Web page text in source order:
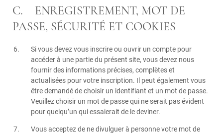
C. ENREGISTREMENT, MOT DE
PASSE, SÉCURITÉ ET COOKIES
Si vous devez vous inscrire ou ouvrir un compte pour
accéder à une partie du présent site, vous devez nous
fournir des informations précises, complètes et
actualisées pour votre inscription. Il peut également vous
être demandé de choisir un identifiant et un mot de passe.
Veuillez choisir un mot de passe qui ne serait pas évident
pour quelqu’un qui essaierait de le deviner.
Vous acceptez de ne divulguer à personne votre mot de